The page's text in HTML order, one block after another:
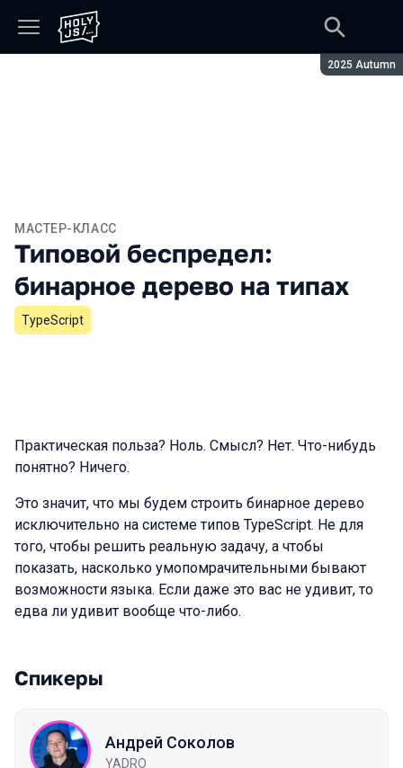
Сезон:
2025 Autumn
МАСТЕР-КЛАСС
Типовой беспредел:
бинарное дерево на типах
TypeScript
Практическая польза? Ноль. Смысл? Нет. Что-нибудь
понятно? Ничего.
Это значит, что мы будем строить бинарное дерево
исключительно на системе типов TypeScript. Не для
того, чтобы решить реальную задачу, а чтобы
показать, насколько умопомрачительными бывают
возможности языка. Если даже это вас не удивит, то
едва ли удивит вообще что-либо.
Спикеры
Андрей Соколов
YADRO